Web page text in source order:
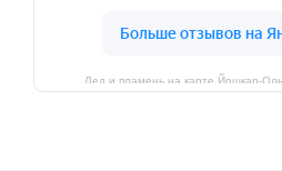
Лед и пламень на карте